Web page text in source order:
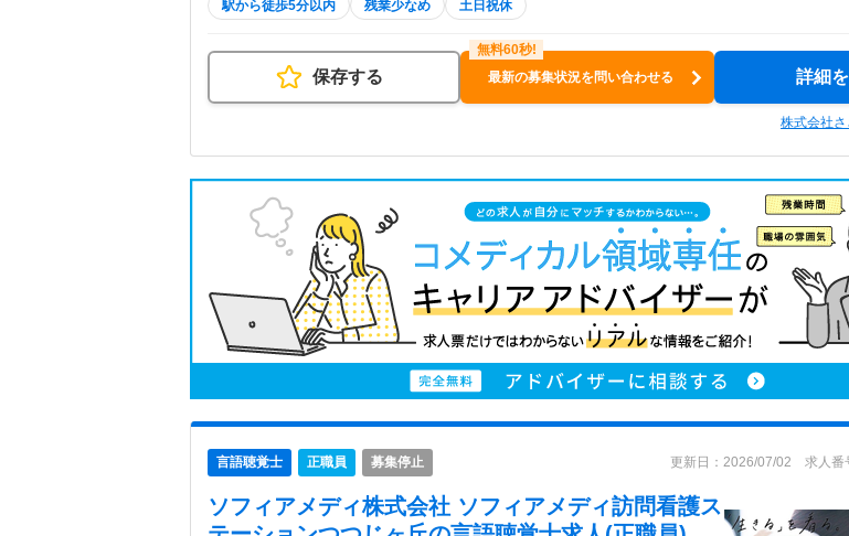
駅から徒歩5分以内 残業少なめ 土日祝休
保存する 最新の募集状況を問い合わせる 詳細
株式会社
言語聴覚士 正職員 募集停止 更新日：2026/07/02 求人番
ソフィアメディ株式会社 ソフィアメディ訪問看護ス